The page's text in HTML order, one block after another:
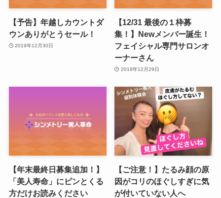
【予告】年越しカウントダ
ウンありがとうセール！
2019年12月30日
【12/31 最後の１枠募
集！】Newメンバー誕生！
フェイシャル専門サロンオ
ーナーさん
2019年12月29日
【年末最終日募集追加！】
「美人寿命」にピンとくる
方だけお読みください
【ご注意！】たるみ顔の原
因がコリのほぐしすぎに気
が付いていない人へ